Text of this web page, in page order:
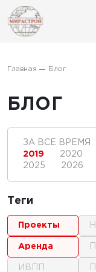
Главная Блог
БЛОГ
ЗА ВСЕ ВРЕМЯ
2019
2020
2025
2026
Теги
проекты
аренда
ИВПП